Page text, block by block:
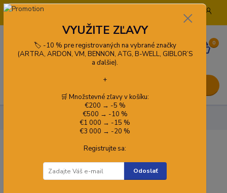
+421 908 772 919
0
0,00 €
Doplnky k obuvi Šnúrky
VYUŽITE ZĽAVY
🏷️ -10 % pre registrovaných na vybrané značky
(ARTRA, ARDON, VM, BENNON, ATG, B-WELL, GIBLOR’S
a ďalšie).
+
🛒 Množstevné zľavy v košíku:
€200 → -5 %
€500 → -10 %
€1 000 → -15 %
€3 000 → -20 %
Registrujte sa:
Odoslať